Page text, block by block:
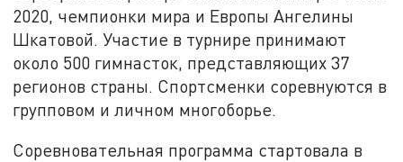
2020, чемпионки мира и Европы Ангелины
Шкатовой. Участие в турнире принимают
около 500 гимнасток, представляющих 37
регионов страны. Спортсменки соревнуются в
групповом и личном многоборье.
Соревновательная программа стартовала в